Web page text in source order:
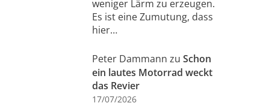
weniger Lärm zu erzeugen.
Es ist eine Zumutung, dass
hier…
Peter Dammann zu Schon
ein lautes Motorrad weckt
das Revier
17/07/2026